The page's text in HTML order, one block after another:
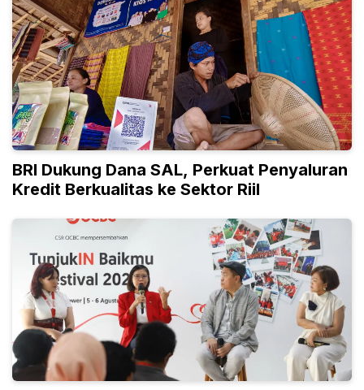
BRI Dukung Dana SAL, Perkuat Penyaluran
Kredit Berkualitas ke Sektor Riil